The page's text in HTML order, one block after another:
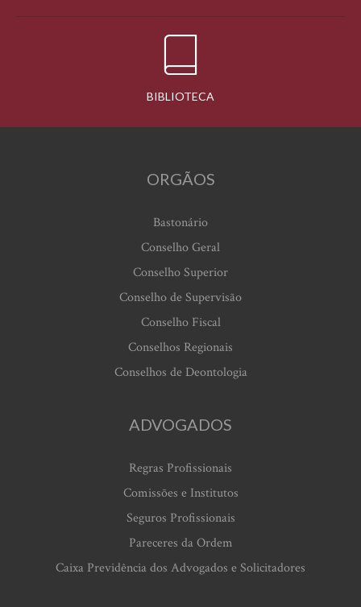
BIBLIOTECA
ORGÃOS
Bastonário
Conselho Geral
Conselho Superior
Conselho de Supervisão
Conselho Fiscal
Conselhos Regionais
Conselhos de Deontologia
ADVOGADOS
Regras Profissionais
Comissões e Institutos
Seguros Profissionais
Pareceres da Ordem
Caixa Previdência dos Advogados e Solicitadores